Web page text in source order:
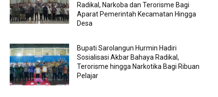
Radikal, Narkoba dan Terorisme Bagi
Aparat Pemerintah Kecamatan Hingga
Desa
Bupati Sarolangun Hurmin Hadiri
Sosialisasi Akbar Bahaya Radikal,
Terorisme hingga Narkotika Bagi Ribuan
Pelajar